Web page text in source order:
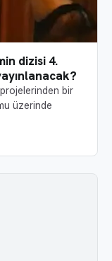
dizisi 4.
bir
üzerinde